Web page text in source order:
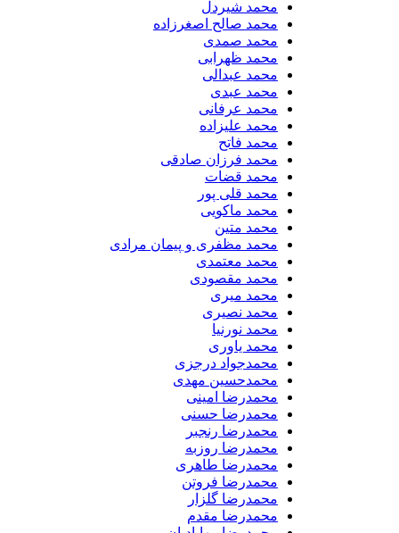
​محمد شیردل
محمد صالح اصغرزاده
محمد صمدی
محمد ظهرابی
محمد عبدالی
محمد عبدی
محمد عرفانی
محمد علیزاده
محمد فاتح
محمد فرزان صادقی
محمد قضات
محمد قلی پور
محمد ماکویی
محمد متین
محمد مظفری و پیمان مرادی
محمد معتمدی
محمد مقصودی
محمد میری
محمد نصیری
محمد نورنیا
محمد یاوری
محمدجواد درجزی
محمدحسین مهدی
محمدرضا امینی
محمدرضا حسنی
محمدرضا رنجبر
محمدرضا روزبه
محمدرضا طاهری
محمدرضا فروتن
محمدرضا گلزار
محمدرضا مقدم